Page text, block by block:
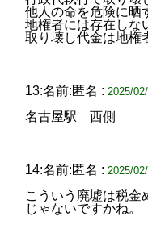
他人の命を危険に晒
地権者には存在しな
取り壊し代金は地権
13:名前:匿名 : 2025/
名古屋駅 西側
14:名前:匿名 : 2025/
こういう廃墟は税金
じゃないですかね。